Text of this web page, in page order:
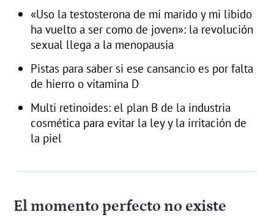
«Uso la testosterona de mi marido y mi libido
ha vuelto a ser como de joven»: la revolución
sexual llega a la menopausia
Pistas para saber si ese cansancio es por falta
de hierro o vitamina D
Multi retinoides: el plan B de la industria
cosmética para evitar la ley y la irritación de
la piel
El momento perfecto no existe